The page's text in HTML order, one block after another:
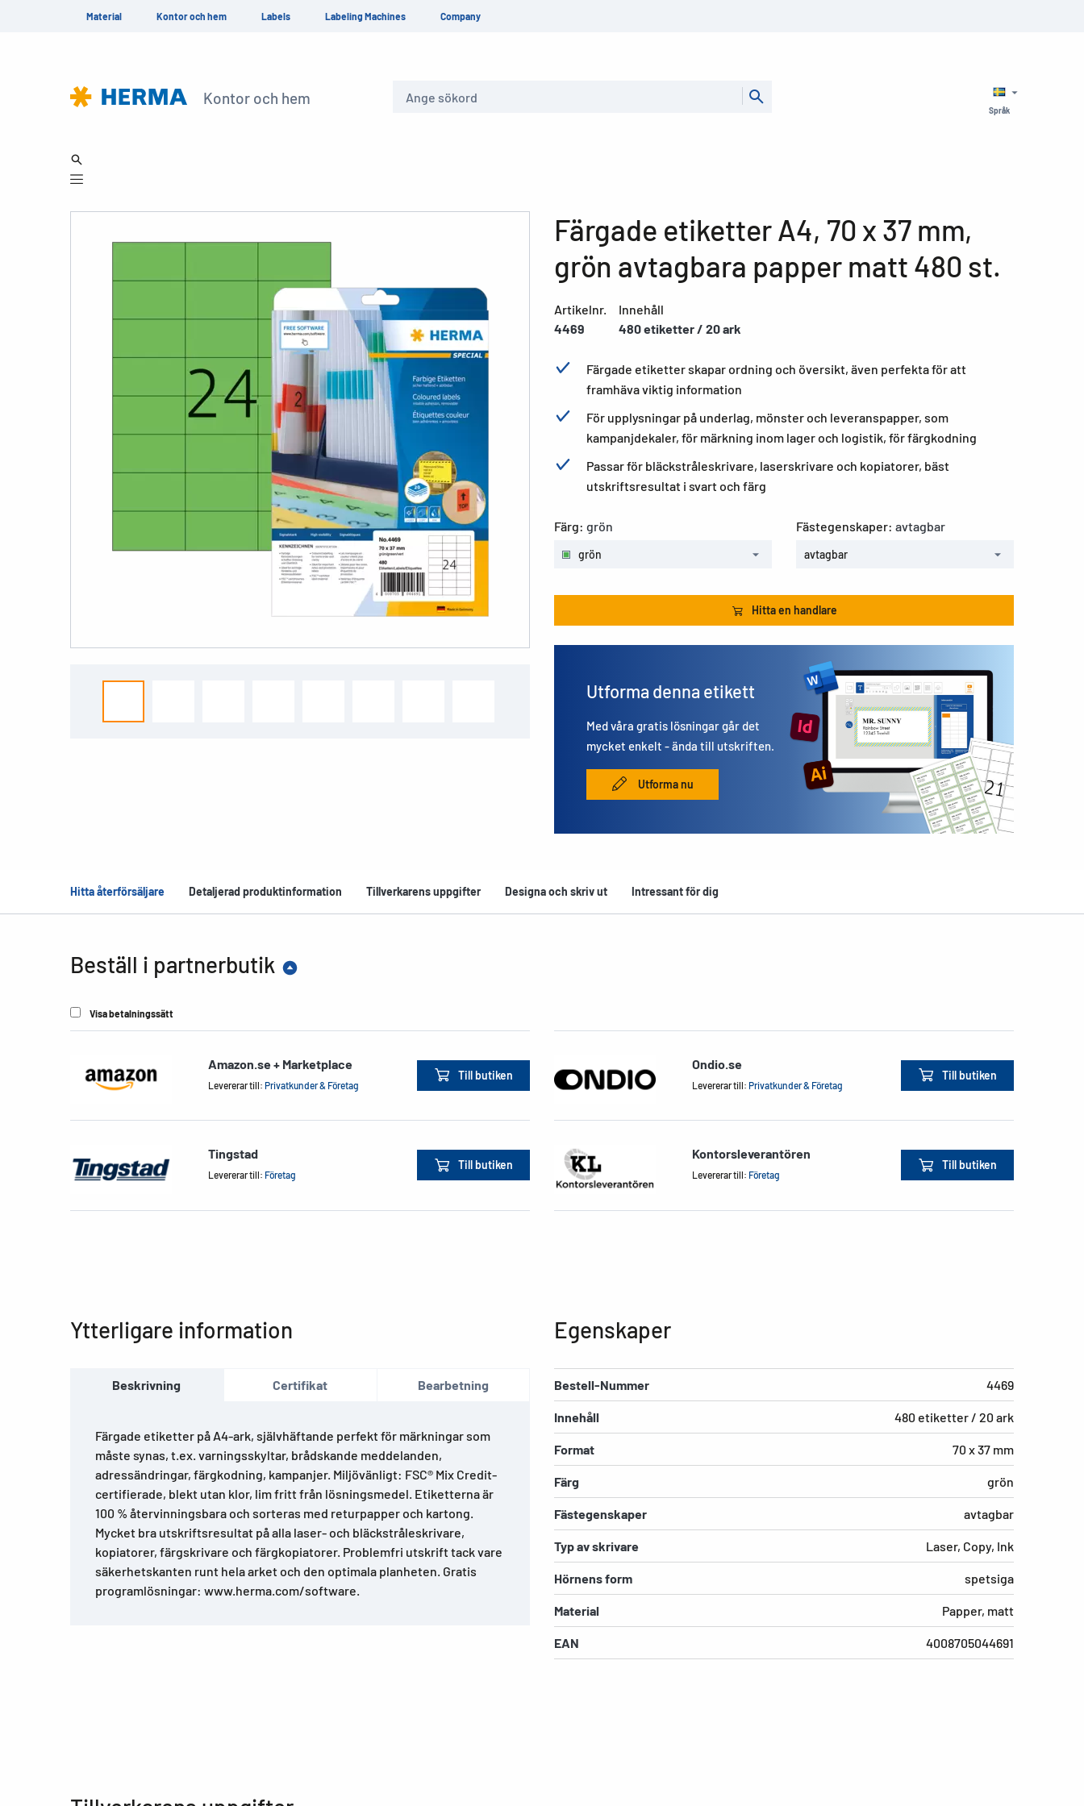
Material Kontor och hem Labels Labeling Machines Company
Kontor och hem
Språk
Färgade etiketter A4, 70 x 37 mm,
grön avtagbara papper matt 480 st.
Artikelnr.
4469
Innehåll
480 etiketter / 20 ark
Färgade etiketter skapar ordning och översikt, även perfekta för att
framhäva viktig information
För upplysningar på underlag, mönster och leveranspapper, som
kampanjdekaler, för märkning inom lager och logistik, för färgkodning
Passar för bläckstråleskrivare, laserskrivare och kopiatorer, bäst
utskriftsresultat i svart och färg
Färg: grön
grön
Fästegenskaper: avtagbar
avtagbar
Hitta en handlare
Utforma denna etikett
Med våra gratis lösningar går det
mycket enkelt - ända till utskriften.
Utforma nu
Hitta återförsäljare Detaljerad produktinformation Tillverkarens uppgifter Designa och skriv ut Intressant för dig
Beställ i partnerbutik
Visa betalningssätt
Amazon.se + Marketplace
Levererar till: Privatkunder & Företag
Till butiken
Ondio.se
Levererar till: Privatkunder & Företag
Till butiken
Tingstad
Levererar till: Företag
Till butiken
Kontorsleverantören
Levererar till: Företag
Till butiken
Ytterligare information
Beskrivning Certifikat Bearbetning
Färgade etiketter på A4-ark, självhäftande perfekt för märkningar som
måste synas, t.ex. varningsskyltar, brådskande meddelanden,
adressändringar, färgkodning, kampanjer. Miljövänligt: FSC® Mix Credit-
certifierade, blekt utan klor, lim fritt från lösningsmedel. Etiketterna är
100 % återvinningsbara och sorteras med returpapper och kartong.
Mycket bra utskriftsresultat på alla laser- och bläckstråleskrivare,
kopiatorer, färgskrivare och färgkopiatorer. Problemfri utskrift tack vare
säkerhetskanten runt hela arket och den optimala planheten. Gratis
programlösningar: www.herma.com/software.
Egenskaper
Bestell-Nummer 4469
Innehåll 480 etiketter / 20 ark
Format 70 x 37 mm
Färg grön
Fästegenskaper avtagbar
Typ av skrivare Laser, Copy, Ink
Hörnens form spetsiga
Material Papper, matt
EAN 4008705044691